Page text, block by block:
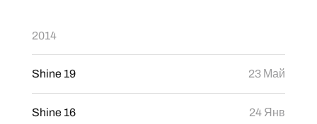
2014
Shine 19 23 Май
Shine 16 24 Янв